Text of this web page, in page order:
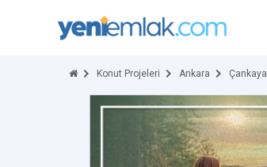
Konut Projeleri Ankara Çankaya